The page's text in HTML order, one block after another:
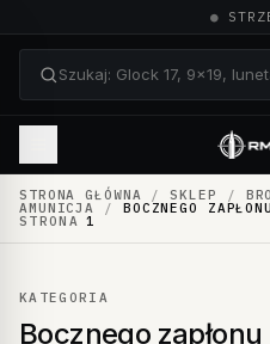
●
Szukaj: Glock 17, 9×19,
STRONA GŁÓWNA / SKLEP /
AMUNICJA / BOCZNEGO ZAPŁONU
STRONA 1
KATEGORIA
Bocznego zapłonu